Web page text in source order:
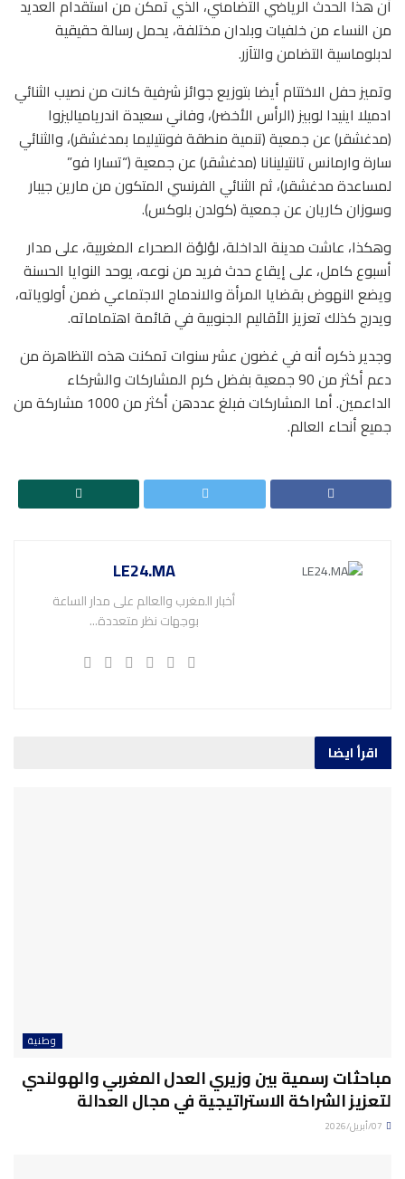
أن هذا الحدث الرياضي التضامني، الذي تمكن من استقدام العديد
من النساء من خلفيات وبلدان مختلفة، يحمل رسالة حقيقية
لدبلوماسية التضامن والتآزر.
وتميز حفل الاختتام أيضا بتوزيع جوائز شرفية كانت من نصيب الثنائي
ادميلا اينيدا لوبيز (الرأس الأخضر)، وفاني سعيدة اندريامياليزوا
(مدغشقر) عن جمعية (تنمية منطقة فونتيليما بمدغشقر)، والثنائي
سارة وارمانس تانتيلينانا (مدغشقر) عن جمعية (“تسارا فو”
لمساعدة مدغشقر)، ثم الثنائي الفرنسي المتكون من مارين جيبار
وسوزان كاريان عن جمعية (كولدن بلوكس).
وهكذا، عاشت مدينة الداخلة، لؤلؤة الصحراء المغربية، على مدار
أسبوع كامل، على إيقاع حدث فريد من نوعه، يوحد النوايا الحسنة
ويضع النهوض بقضايا المرأة والاندماج الاجتماعي ضمن أولوياته،
ويدرج كذلك تعزيز الأقاليم الجنوبية في قائمة اهتماماته.
وجدير ذكره أنه في غضون عشر سنوات تمكنت هذه التظاهرة من
دعم أكثر من 90 جمعية بفضل كرم المشاركات والشركاء
الداعمين. أما المشاركات فبلغ عددهن أكثر من 1000 مشاركة من
جميع أنحاء العالم.
LE24.MA
أخبار المغرب والعالم على مدار الساعة
بوجهات نظر متعددة...
اقرأ ايضا
وطنية
مباحثات رسمية بين وزيري العدل المغربي والهولندي
لتعزيز الشراكة الاستراتيجية في مجال العدالة